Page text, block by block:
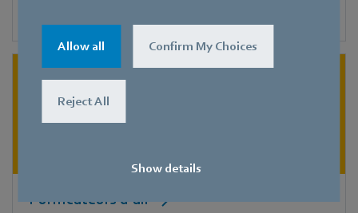
Allow all Confirm My Choices
Reject All
Show details
Purificateurs d’air